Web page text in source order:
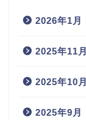
2026年1月
2025年11月
2025年10月
2025年9月